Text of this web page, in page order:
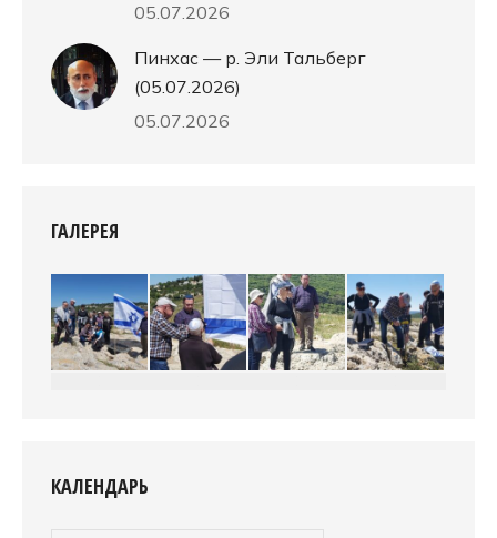
05.07.2026
Пинхас — р. Эли Тальберг
(05.07.2026)
05.07.2026
ГАЛЕРЕЯ
КАЛЕНДАРЬ